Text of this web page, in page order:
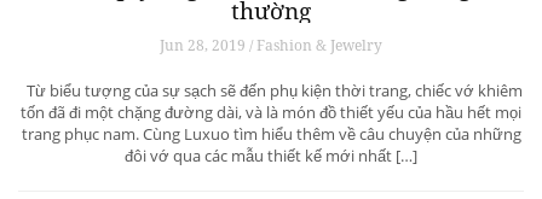
thường
Jun 28, 2019 / Fashion & Jewelry
Từ biểu tượng của sự sạch sẽ đến phụ kiện thời trang, chiếc vớ khiêm
tốn đã đi một chặng đường dài, và là món đồ thiết yếu của hầu hết mọi
trang phục nam. Cùng Luxuo tìm hiểu thêm về câu chuyện của những
đôi vớ qua các mẫu thiết kế mới nhất […]